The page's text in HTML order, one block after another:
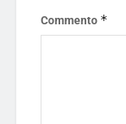
Commento *